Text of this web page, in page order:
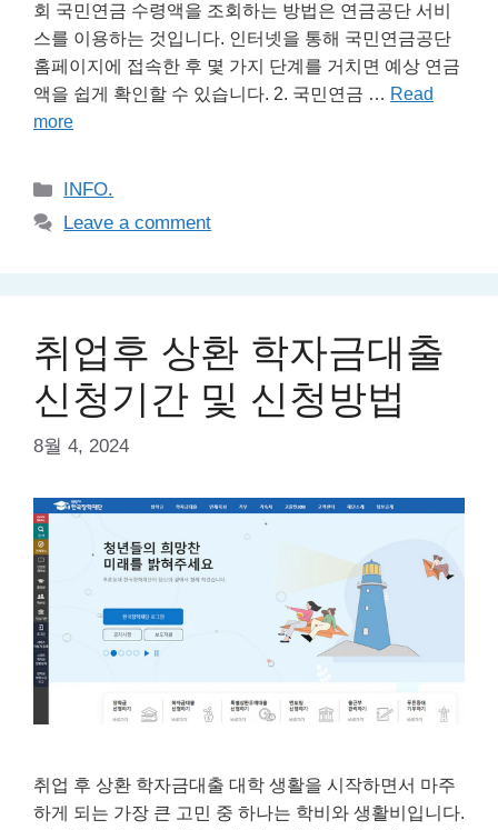
회 국민연금 수령액을 조회하는 방법은 연금공단 서비
스를 이용하는 것입니다. 인터넷을 통해 국민연금공단
홈페이지에 접속한 후 몇 가지 단계를 거치면 예상 연금
액을 쉽게 확인할 수 있습니다. 2. 국민연금 … Read
more
Categories
INFO.
Leave a comment
취업후 상환 학자금대출
신청기간 및 신청방법
8월 4, 2024
취업 후 상환 학자금대출 대학 생활을 시작하면서 마주
하게 되는 가장 큰 고민 중 하나는 학비와 생활비입니다.